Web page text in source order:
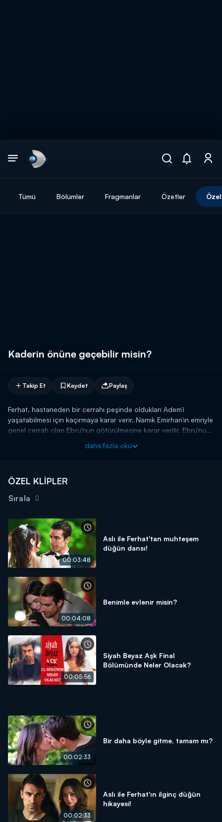
Tümü Bölümler Fragmanlar Özetler
Kaderin önüne geçebilir misin?
Takip Et Kaydet Paylaş
Ferhat, hastaneden bir cerrahı peşinde oldukları Adem'i
yaşatabilmesi için kaçırmaya karar verir. Namık Emirhan'ın emriyle
genel cerrah olan Ebru'nun götürülmesine karar verilir. Ebru'nun
hazırlanır. Ambulansa binen Aslı, Ferhat'ın yaralı olduğunu görür.
gözükse de Aslı ile Ferhat'ın kaderi çoktan yazılmıştır.
daha fazla oku
ÖZEL KLİPLER
Sırala
00:03:48
Aslı ile Ferhat'tan muhteşem
düğün dansı!
00:04:08
Benimle evlenir misin?
00:05:56
Siyah Beyaz Aşk Final
Bölümünde Neler Olacak?
00:02:33
Bir daha böyle gitme, tamam mı?
00:02:33
Aslı ile Ferhat'ın ilginç düğün
hikayesi!